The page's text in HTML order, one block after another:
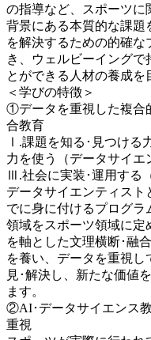
の指導など、スポーツに
背景にある本質的な課題
を解決するための的確
き、ウェルビーイングで
とができる人材の養成を
＜学びの特徴＞
①データを重視した複合
合教育
Ⅰ.課題を知る･見つける
力を使う（データサイエ
Ⅲ.社会に実装･運用する
データサイエンティスト
でに身に付けるプログ
領域をスポーツ領域に定
を軸とした文理横断･融
を養い、データを重視
見･解決し、新たな価値
ます。
②AI･データサイエンス
重視